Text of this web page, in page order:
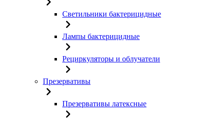
Светильники бактерицидные
Лампы бактерицидные
Рециркуляторы и облучатели
Презервативы
Презервативы латексные